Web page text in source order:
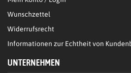
Wunschzettel
Widerrufsrecht
Informationen zur Echtheit von
UNTERNEHMEN